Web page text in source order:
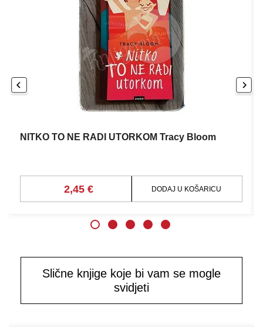
NITKO TO NE RADI UTORKOM Tracy Bloom
2,45 € DODAJ U KOŠARICU
Slične knjige koje bi vam se mogle
svidjeti